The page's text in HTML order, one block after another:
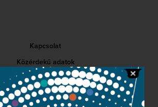
Kapcsolat
Közérdekű adatok
Sajtószoba
Adatvédelem